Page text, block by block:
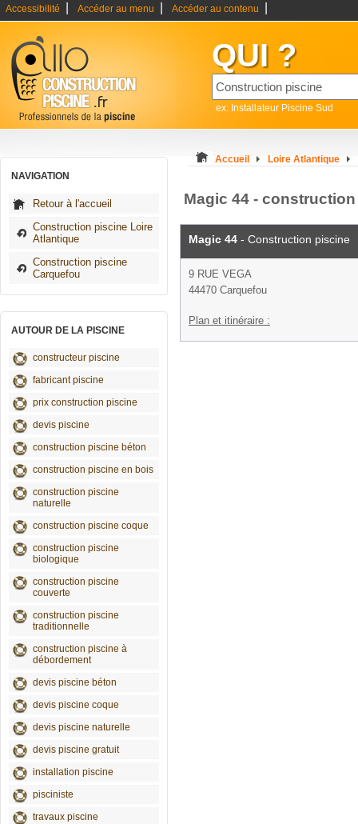
Accessibilité Accéder au menu Accéder au contenu
QUI ?
ex: Installateur Piscine Sud
NAVIGATION
Retour à l'accueil
Construction piscine Loire
Atlantique
Construction piscine
Carquefou
AUTOUR DE LA PISCINE
constructeur piscine
fabricant piscine
prix construction piscine
devis piscine
construction piscine béton
construction piscine en bois
construction piscine
naturelle
construction piscine coque
construction piscine
biologique
construction piscine
couverte
construction piscine
traditionnelle
construction piscine à
débordement
devis piscine béton
devis piscine coque
devis piscine naturelle
devis piscine gratuit
installation piscine
pisciniste
travaux piscine
Accueil Loire Atlantique
Magic 44 -
Magic 44 - Construction piscine
9 RUE VEGA
44470 Carquefou
Plan et itinéraire :